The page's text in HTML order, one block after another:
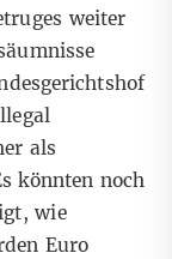
weiter
als
könnten noch
wie
Euro